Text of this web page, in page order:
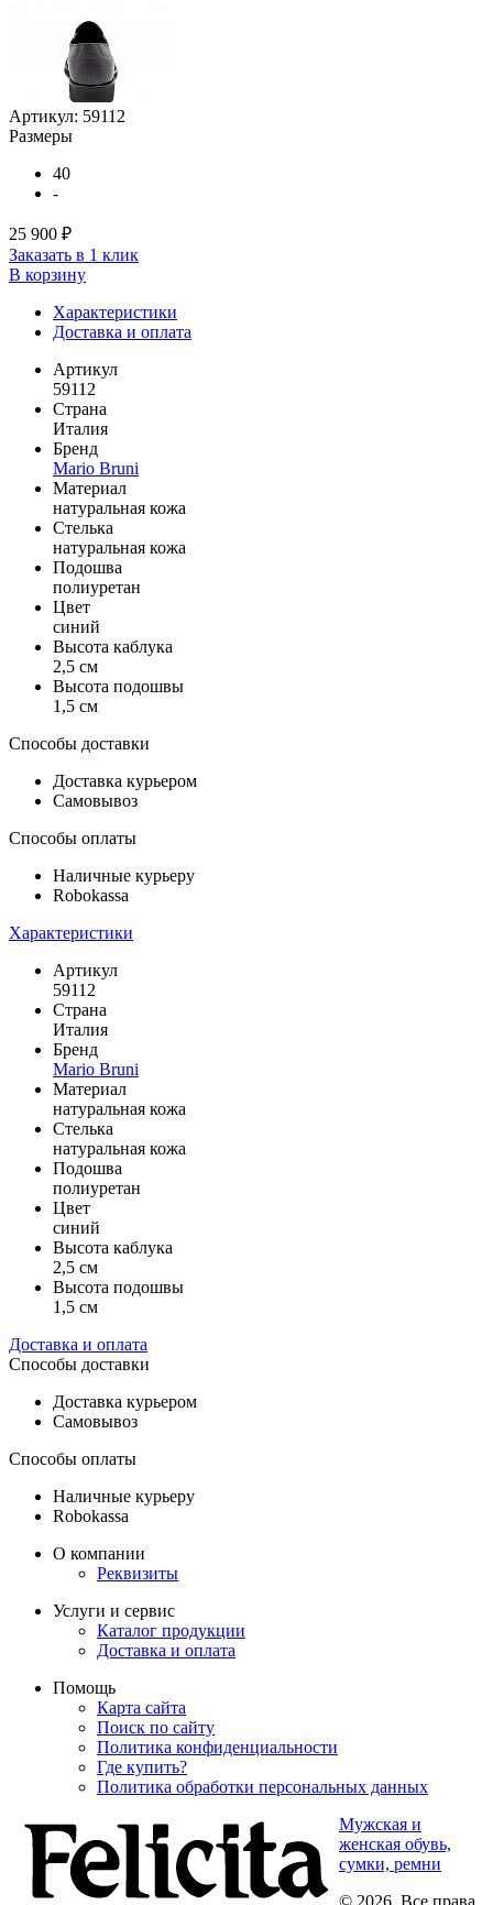
Артикул: 59112
Размеры
40
-
25 900 ₽
Заказать в 1 клик
В корзину
Характеристики
Доставка и оплата
Артикул
59112
Страна
Италия
Бренд
Mario Bruni
Материал
натуральная кожа
Стелька
натуральная кожа
Подошва
полиуретан
Цвет
синий
Высота каблука
2,5 см
Высота подошвы
1,5 см
Способы доставки
Доставка курьером
Самовывоз
Способы оплаты
Наличные курьеру
Robokassa
Характеристики
Артикул
59112
Страна
Италия
Бренд
Mario Bruni
Материал
натуральная кожа
Стелька
натуральная кожа
Подошва
полиуретан
Цвет
синий
Высота каблука
2,5 см
Высота подошвы
1,5 см
Доставка и оплата
Способы доставки
Доставка курьером
Самовывоз
Способы оплаты
Наличные курьеру
Robokassa
О компании
Реквизиты
Услуги и сервис
Каталог продукции
Доставка и оплата
Помощь
Карта сайта
Поиск по сайту
Политика конфиденциальности
Где купить?
Политика обработки персональных данных
Мужская и
женская обувь,
сумки, ремни
© 2026. Все права